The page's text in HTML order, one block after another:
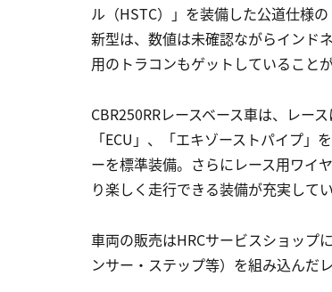
ル（HSTC）」を装備した公道仕様
新型は、数値は未確認ながらインド
用のトラコンもゲットしていること
CBR250RRレースベース車は、レー
「ECU」、「エキゾーストパイプ
ーを標準装備。さらにレース用ワイ
り楽しく走行できる装備が充実してい
車両の販売はHRCサービスショップ
ンサー・ステップ等）を組み込んだ